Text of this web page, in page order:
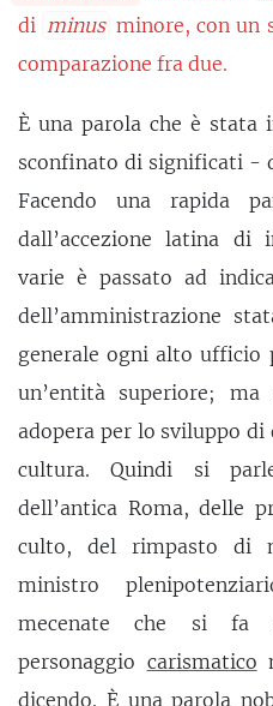
di minus minore, con un
comparazione fra due.
È una parola che è stata
sconfinato di significati -
Facendo una rapida
dall’accezione latina di
varie è passato ad
dell’amministrazione
generale ogni alto
un’entità superiore;
adopera per lo sviluppo
cultura. Quindi si
dell’antica Roma, delle
culto, del rimpasto di
ministro
mecenate che si fa
personaggio carismatico
dicendo. È una parola